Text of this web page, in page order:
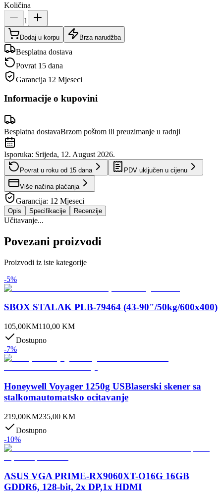
Količina
1
Dodaj u korpu Brza narudžba
Besplatna dostava
Povrat 15 dana
Garancija 12 Mjeseci
Informacije o kupovini
Besplatna dostavaBrzom poštom ili preuzimanje u radnji
Isporuka: Srijeda, 12. August 2026.
Povrat u roku od 15 dana PDV uključen u cijenu
Više načina plaćanja
Garancija: 12 Mjeseci
Opis Specifikacije Recenzije
Učitavanje...
Povezani proizvodi
Proizvodi iz iste kategorije
-5%
SBOX STALAK PLB-79464 (43-90"/50kg/600x400)
105,00KM110,00 KM
Dostupno
-7%
Honeywell Voyager 1250g USBlaserski skener sa
stalkomautomatsko ocitavanje
219,00KM235,00 KM
Dostupno
-10%
ASUS VGA PRIME-RX9060XT-O16G 16GB
GDDR6, 128-bit, 2x DP,1x HDMI